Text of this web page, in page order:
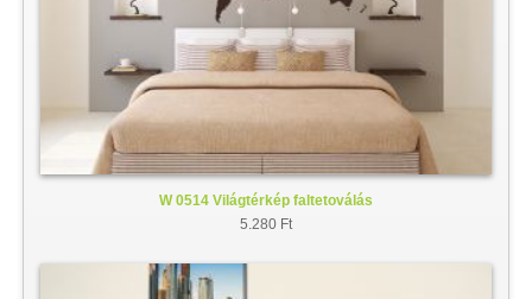
W 0514 Világtérkép faltetoválás
5.280 Ft